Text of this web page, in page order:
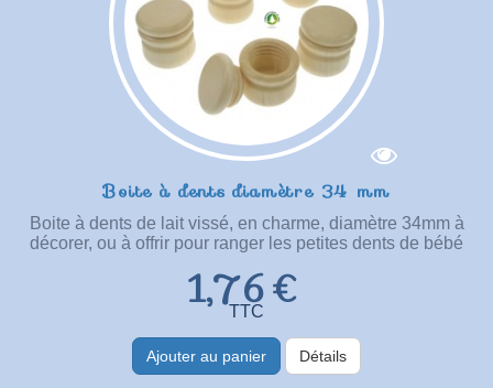
Boite à dents diamètre 34 mm
Boite à dents de lait vissé, en charme, diamètre 34mm à
décorer, ou à offrir pour ranger les petites dents de bébé
1,76 €
TTC
Ajouter au panier Détails